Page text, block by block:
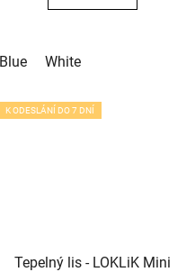
Blue White
K ODESLÁNÍ DO 7 DNÍ
Tepelný lis - LOKLiK Mini